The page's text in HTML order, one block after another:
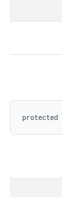
protected